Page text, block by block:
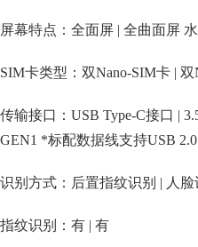
屏幕特点：全面屏 | 全曲面屏
SIM卡类型：双Nano-SIM卡 | 双
传输接口：USB Type-C接口 |
GEN1 *标配数据线支持USB 2.0
识别方式：后置指纹识别 | 人
指纹识别：有 | 有